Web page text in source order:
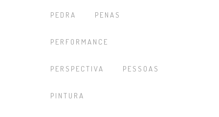
PEDRA PENAS
PERFORMANCE
PERSPECTIVA PESSOAS
PINTURA